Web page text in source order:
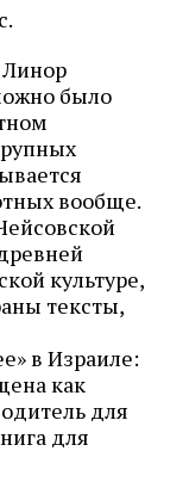
Линор
было
вообще.
культуре,
тексты,
в Израиле:
как
для
для